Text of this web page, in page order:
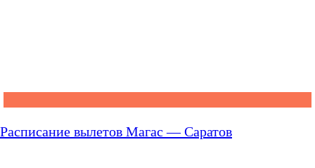
Расписание вылетов Магас — Саратов